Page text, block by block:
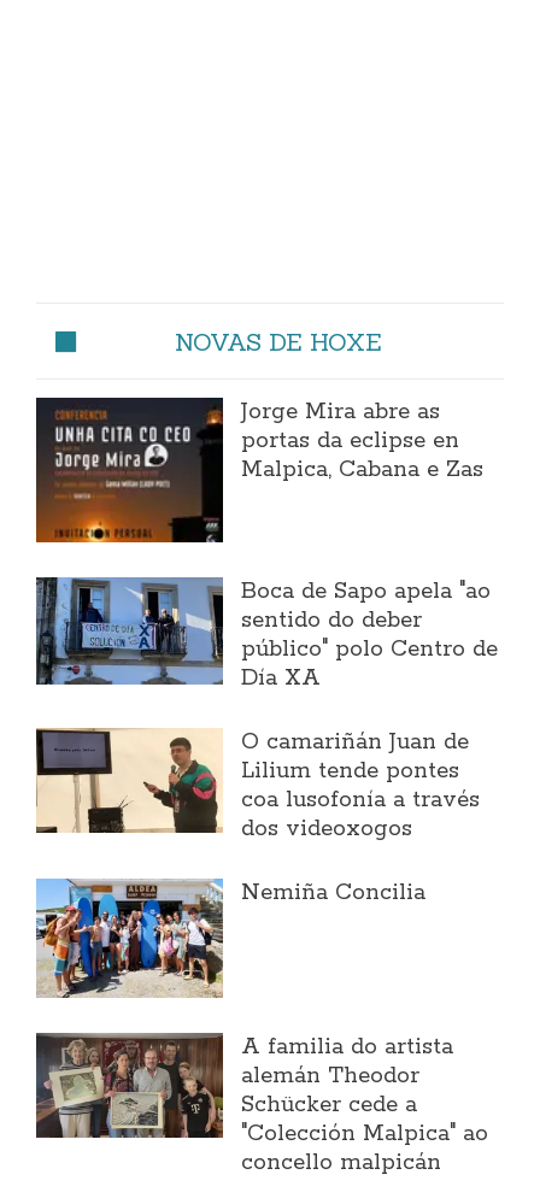
NOVAS DE HOXE
Jorge Mira abre as
portas da eclipse en
Malpica, Cabana e Zas
Boca de Sapo apela "ao
sentido do deber
público" polo Centro de
Día XA
O camariñán Juan de
Lilium tende pontes
coa lusofonía a través
dos videoxogos
Nemiña Concilia
A familia do artista
alemán Theodor
Schücker cede a
"Colección Malpica" ao
concello malpicán